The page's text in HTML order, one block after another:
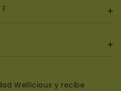
+
+
Wellicious y recibe